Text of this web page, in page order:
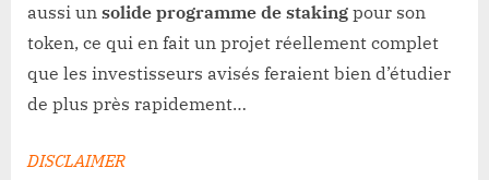
aussi un solide programme de staking pour son
token, ce qui en fait un projet réellement complet
que les investisseurs avisés feraient bien d’étudier
de plus près rapidement…
DISCLAIMER